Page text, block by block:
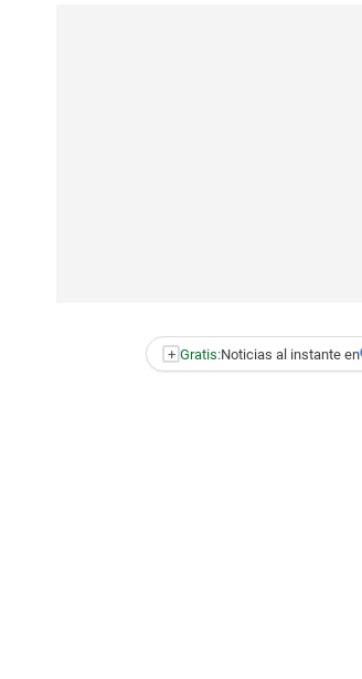
+ Gratis:Noticias al instante en